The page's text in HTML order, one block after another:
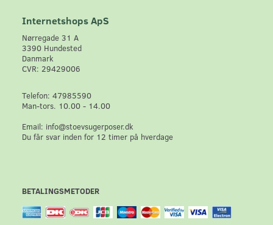
Internetshops ApS
Nørregade 31 A
3390 Hundested
Danmark
CVR: 29429006
Telefon: 47985590
Man-tors. 10.00 - 14.00
Email: info@stoevsugerposer.dk
Du får svar inden for 12 timer på hverdage
BETALINGSMETODER